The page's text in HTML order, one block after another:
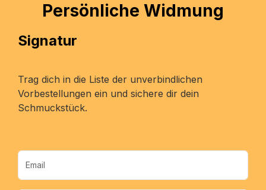
Persönliche Widmung
Signatur
Trag dich in die Liste der unverbindlichen
Vorbestellungen ein und sichere dir dein
Schmuckstück.